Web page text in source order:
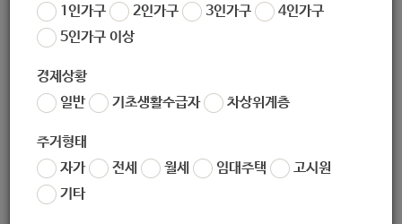
1인가구
2인가구 3인가구
4인가구
5인가구 이상
경제상황
일반
기초생활수급자 차상위계층
주거형태
자가
전세 월세 임대주택
고시원
기타